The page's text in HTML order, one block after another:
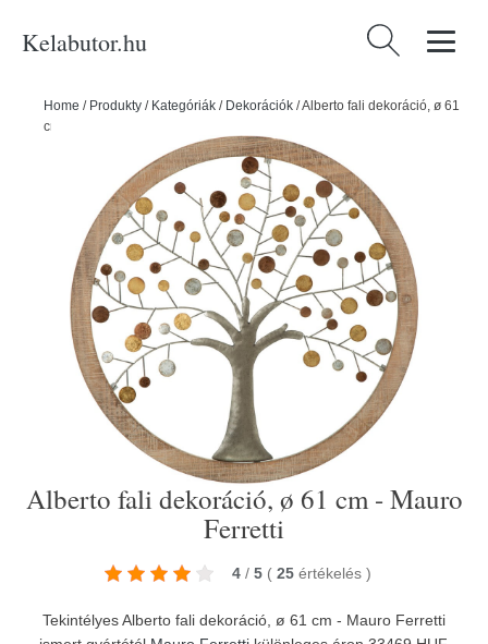
Kelabutor.hu Keresés:
Home / Produkty / Kategóriák / Dekorációk /Alberto fali dekoráció, ø 61
cm - Mauro Ferretti
Alberto fali dekoráció, ø 61 cm - Mauro
Ferretti
4 / 5 ( 25 értékelés )
Tekintélyes Alberto fali dekoráció, ø 61 cm - Mauro Ferretti